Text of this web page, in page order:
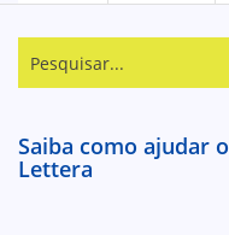
Saiba como ajudar o
Lettera